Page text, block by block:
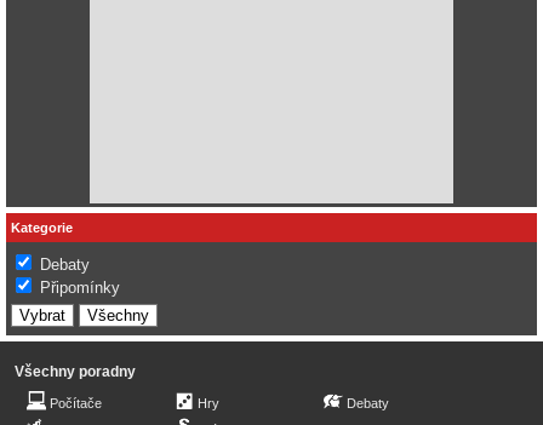
Kategorie
Debaty
Připomínky
Všechny poradny
Počítače
Hry
Debaty